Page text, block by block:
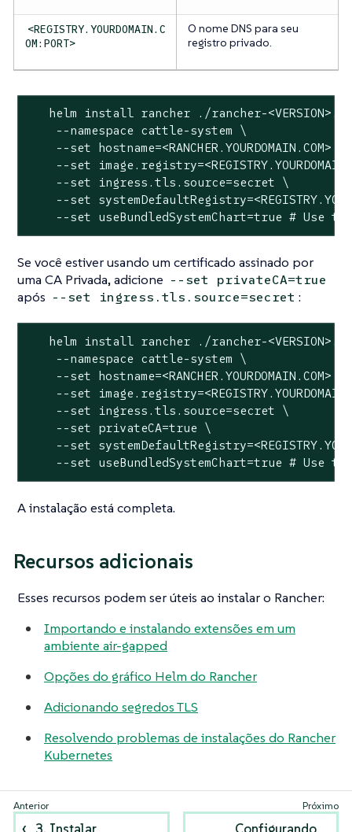
<REGISTRY.YOURDOMAIN.C
OM:PORT>
O nome DNS para seu
registro privado.
helm install rancher ./rancher-
    --namespace cattle-system \
    --set hostname=<RANCHER.YOURDOMAIN.COM> \
--set
    --set ingress.tls.source=secret \
--set
--set useBundledSystemChart=true # Use
Se você estiver usando um certificado assinado por
uma CA Privada, adicione --set privateCA=true
após --set ingress.tls.source=secret :
helm install rancher ./rancher-
    --namespace cattle-system \
    --set hostname=<RANCHER.YOURDOMAIN.COM> \
--set
    --set ingress.tls.source=secret \
    --set privateCA=true \
--set
--set useBundledSystemChart=true # Use
A instalação está completa.
Recursos adicionais
Esses recursos podem ser úteis ao instalar o Rancher:
Importando e instalando extensões em um
ambiente air-gapped
Opções do gráfico Helm do Rancher
Adicionando segredos TLS
Resolvendo problemas de instalações do Rancher
Kubernetes